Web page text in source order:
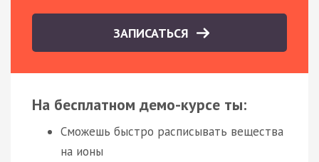
ЗАПИСАТЬСЯ
На бесплатном демо-курсе ты:
Сможешь быстро расписывать вещества
на ионы